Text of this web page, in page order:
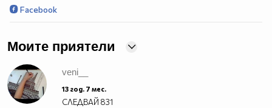
Facebook
Моите приятели
veni__
13 год. 7 мес.
СЛЕДВАЙ 831